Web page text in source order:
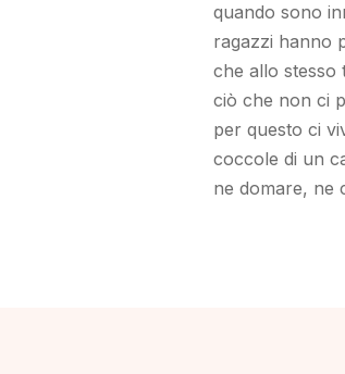
quando sono
ragazzi hanno
che allo stesso
ciò che non ci
per questo ci
coccole di un
ne domare, ne